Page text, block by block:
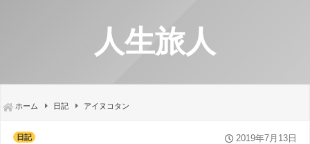
人生旅人
ホーム 日記 アイヌコタン
日記 2019年7月13日